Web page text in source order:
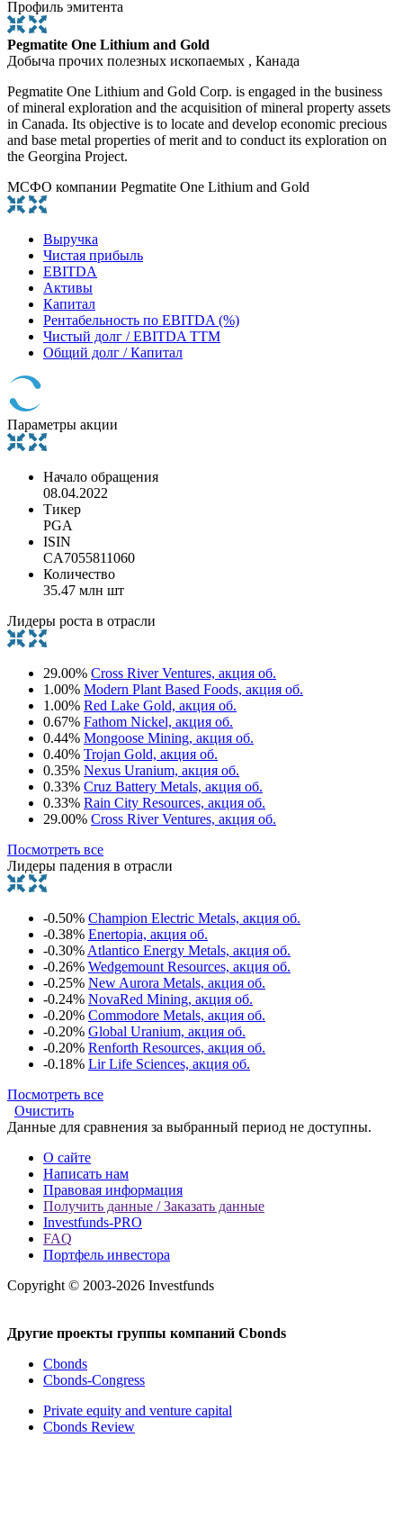
Профиль эмитента
Pegmatite One Lithium and Gold
Добыча прочих полезных ископаемых , Канада
Pegmatite One Lithium and Gold Corp. is engaged in the business
of mineral exploration and the acquisition of mineral property assets
in Canada. Its objective is to locate and develop economic precious
and base metal properties of merit and to conduct its exploration on
the Georgina Project.
МСФО компании Pegmatite One Lithium and Gold
Выручка
Чистая прибыль
EBITDA
Активы
Капитал
Рентабельность по EBITDA (%)
Чистый долг / EBITDA TTM
Общий долг / Капитал
Параметры акции
Начало обращения
08.04.2022
Тикер
PGA
ISIN
CA7055811060
Количество
35.47 млн шт
Лидеры роста в отрасли
29.00% Cross River Ventures, акция об.
1.00% Modern Plant Based Foods, акция об.
1.00% Red Lake Gold, акция об.
0.67% Fathom Nickel, акция об.
0.44% Mongoose Mining, акция об.
0.40% Trojan Gold, акция об.
0.35% Nexus Uranium, акция об.
0.33% Cruz Battery Metals, акция об.
0.33% Rain City Resources, акция об.
29.00% Cross River Ventures, акция об.
Посмотреть все
Лидеры падения в отрасли
-0.50% Champion Electric Metals, акция об.
-0.38% Enertopia, акция об.
-0.30% Atlantico Energy Metals, акция об.
-0.26% Wedgemount Resources, акция об.
-0.25% New Aurora Metals, акция об.
-0.24% NovaRed Mining, акция об.
-0.20% Commodore Metals, акция об.
-0.20% Global Uranium, акция об.
-0.20% Renforth Resources, акция об.
-0.18% Lir Life Sciences, акция об.
Посмотреть все
Очистить
Данные для сравнения за выбранный период не доступны.
О сайте
Написать нам
Правовая информация
Получить данные / Заказать данные
Investfunds-PRO
FAQ
Портфель инвестора
Copyright © 2003-2026 Investfunds
Другие проекты группы компаний Cbonds
Cbonds
Cbonds-Congress
Private equity and venture capital
Cbonds Review